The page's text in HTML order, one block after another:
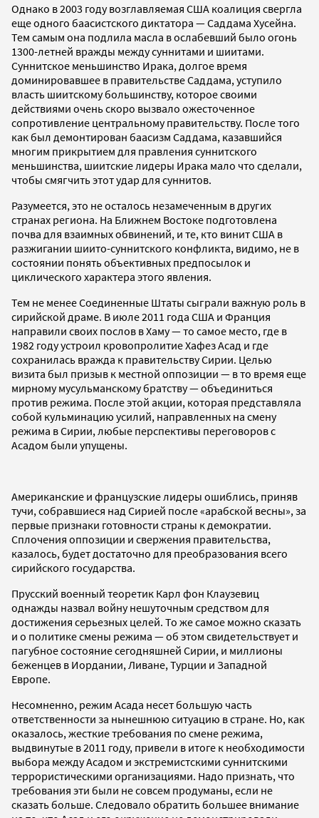
Однако в 2003 году возглавляемая США коалиция свергла
еще одного баасистского диктатора — Саддама Хусейна.
Тем самым она подлила масла в ослабевший было огонь
1300-летней вражды между суннитами и шиитами.
Суннитское меньшинство Ирака, долгое время
доминировавшее в правительстве Саддама, уступило
власть шиитскому большинству, которое своими
действиями очень скоро вызвало ожесточенное
сопротивление центральному правительству. После того
как был демонтирован баасизм Саддама, казавшийся
многим прикрытием для правления суннитского
меньшинства, шиитские лидеры Ирака мало что сделали,
чтобы смягчить этот удар для суннитов.
Разумеется, это не осталось незамеченным в других
странах региона. На Ближнем Востоке подготовлена
почва для взаимных обвинений, и те, кто винит США в
разжигании шиито-суннитского конфликта, видимо, не в
состоянии понять объективных предпосылок и
циклического характера этого явления.
Тем не менее Соединенные Штаты сыграли важную роль в
сирийской драме. В июле 2011 года США и Франция
направили своих послов в Хаму — то самое место, где в
1982 году устроил кровопролитие Хафез Асад и где
сохранилась вражда к правительству Сирии. Целью
визита был призыв к местной оппозиции — в то время еще
мирному мусульманскому братству — объединиться
против режима. После этой акции, которая представляла
собой кульминацию усилий, направленных на смену
режима в Сирии, любые перспективы переговоров с
Асадом были упущены.
Американские и французские лидеры ошиблись, приняв
тучи, собравшиеся над Сирией после «арабской весны», за
первые признаки готовности страны к демократии.
Сплочения оппозиции и свержения правительства,
казалось, будет достаточно для преобразования всего
сирийского государства.
Прусский военный теоретик Карл фон Клаузевиц
однажды назвал войну нешуточным средством для
достижения серьезных целей. То же самое можно сказать
и о политике смены режима — об этом свидетельствует и
пагубное состояние сегодняшней Сирии, и миллионы
беженцев в Иордании, Ливане, Турции и Западной
Европе.
Несомненно, режим Асада несет большую часть
ответственности за нынешнюю ситуацию в стране. Но, как
оказалось, жесткие требования по смене режима,
выдвинутые в 2011 году, привели в итоге к необходимости
выбора между Асадом и экстремистскими суннитскими
террористическими организациями. Надо признать, что
требования эти были не совсем продуманы, если не
сказать больше. Следовало обратить большее внимание